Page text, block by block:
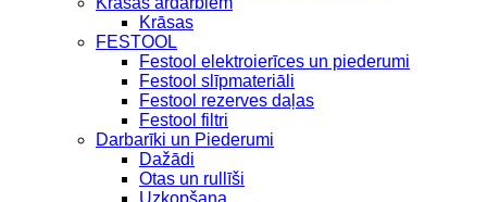
Krāsas
FESTOOL
Festool elektroierīces un piederumi
Festool slīpmateriāli
Festool rezerves daļas
Festool filtri
Darbarīki un Piederumi
Dažādi
Otas un rullīši